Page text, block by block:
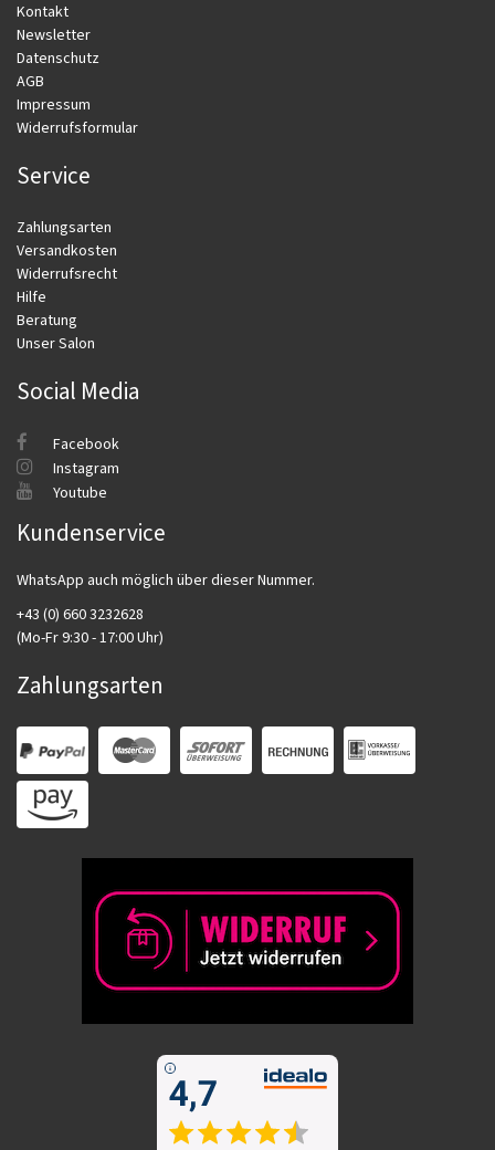
Kontakt
Newsletter
Datenschutz
AGB
Impressum
Widerrufsformular
Service
Zahlungsarten
Versandkosten
Widerrufsrecht
Hilfe
Beratung
Unser Salon
Social Media
Facebook
Instagram
Youtube
Kundenservice
WhatsApp auch möglich über dieser Nummer.
+43 (0) 660 3232628
(Mo-Fr 9:30 - 17:00 Uhr)
Zahlungsarten